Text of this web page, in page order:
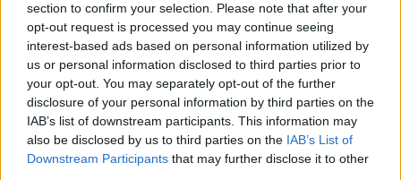
section to confirm your selection. Please note that after your
opt-out request is processed you may continue seeing
interest-based ads based on personal information utilized by
us or personal information disclosed to third parties prior to
your opt-out. You may separately opt-out of the further
disclosure of your personal information by third parties on the
IAB’s list of downstream participants. This information may
also be disclosed by us to third parties on the IAB’s List of
Downstream Participants that may further disclose it to other
Ελλάδα 31.12.2025 18:14
Απεργία παραγωγών στις λαϊκές
αγορές: «Με ανοιχτούς πάγκους, χωρίς
πράγματα από 7 Ιανουαρίου»
Ο πρόεδρος της Πανελλαδικής Ομοσπονδίας
Παραγωγών Λαϊκών Αγορών ανέλυσε τους
λόγους που οδήγησαν στο «λουκέτο»